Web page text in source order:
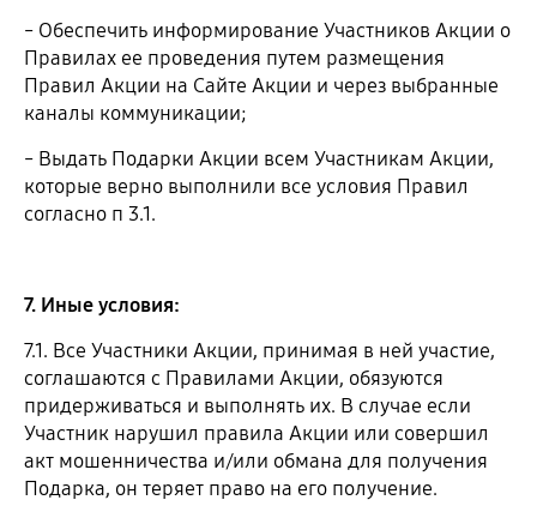
˗ Обеспечить информирование Участников Акции о
Правилах ее проведения путем размещения
Правил Акции на Сайте Акции и через выбранные
каналы коммуникации;
˗ Выдать Подарки Акции всем Участникам Акции,
которые верно выполнили все условия Правил
согласно п 3.1.
7. Иные условия:
7.1. Все Участники Акции, принимая в ней участие,
соглашаются с Правилами Акции, обязуются
придерживаться и выполнять их. В случае если
Участник нарушил правила Акции или совершил
акт мошенничества и/или обмана для получения
Подарка, он теряет право на его получение.